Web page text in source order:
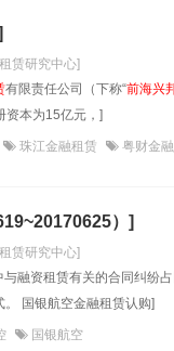
赁研究中心]
有限责任公司（下称“前海兴
资本为15亿元，]
珠江金融租赁 粤财金融
）]
赁研究中心]
融资租赁有关的合同纠纷
国银航空金融租赁认购]
国银航空